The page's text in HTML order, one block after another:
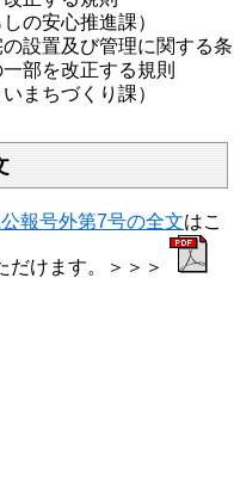
の安心推進課）
設置及び管理に関する条
部を改正する規則
まちづくり課）
報号外第7号の全文はこ
けます。
＞＞＞